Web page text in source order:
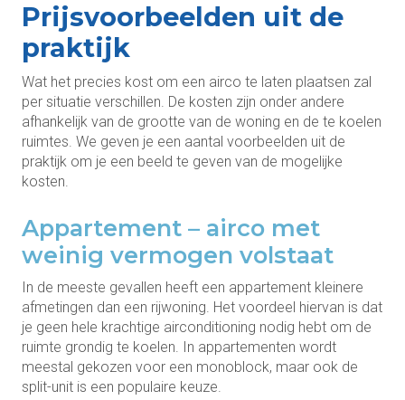
Prijsvoorbeelden uit de
praktijk
Wat het precies kost om een airco te laten plaatsen zal
per situatie verschillen. De kosten zijn onder andere
afhankelijk van de grootte van de woning en de te koelen
ruimtes. We geven je een aantal voorbeelden uit de
praktijk om je een beeld te geven van de mogelijke
kosten.
Appartement – airco met
weinig vermogen volstaat
In de meeste gevallen heeft een appartement kleinere
afmetingen dan een rijwoning. Het voordeel hiervan is dat
je geen hele krachtige airconditioning nodig hebt om de
ruimte grondig te koelen. In appartementen wordt
meestal gekozen voor een monoblock, maar ook de
split-unit is een populaire keuze.